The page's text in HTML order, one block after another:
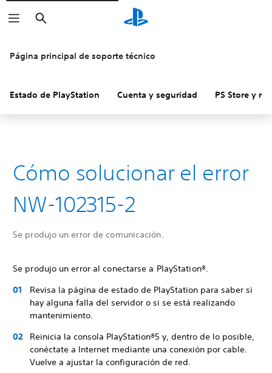
Buscar
Página principal de soporte técnico
Estado de PlayStation Cuenta y seguridad PS Store y
Cómo solucionar el error
NW-102315-2
Se produjo un error de comunicación.
Se produjo un error al conectarse a PlayStation®.
Revisa la página de estado de PlayStation para saber si
hay alguna falla del servidor o si se está realizando
mantenimiento.
Reinicia la consola PlayStation®5 y, dentro de lo posible,
conéctate a Internet mediante una conexión por cable.
Vuelve a ajustar la configuración de red.